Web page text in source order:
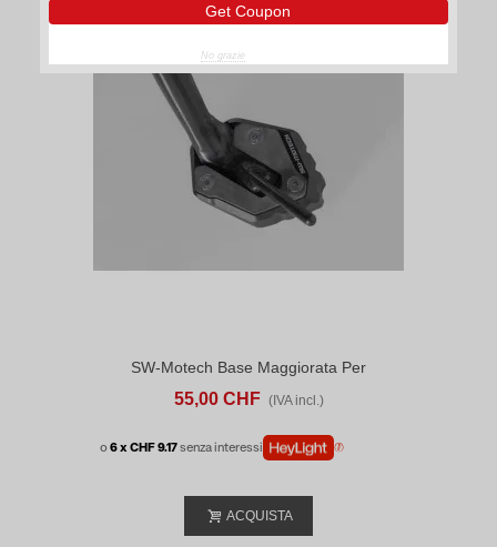
Get Coupon
No grazie
SW-Motech Base Maggiorata Per
Cavalletto Laterale Yamaha MT-09 (20-)/
55,00 CHF (IVA incl.)
o6 x CHF 9.17senza interessi
ACQUISTA